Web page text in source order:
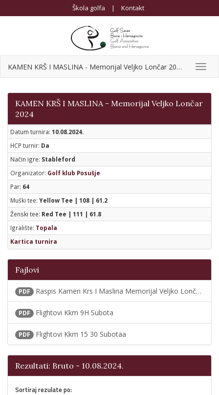
Škola golfa | Kontakt
KAMEN KRŠ I MASLINA - Memorijal Veljko Lončar 2024
KAMEN KRŠ I MASLINA - Memorijal Veljko Lončar
2024
Datum turnira: 10.08.2024.
HCP turnir: Da
Način igre: Stableford
Organizator: Golf klub Posušje
Par: 64
Muški tee: Yellow Tee | 108 | 61.2
Ženski tee: Red Tee | 111 | 61.8
Igralište: Topala
Kartica turnira
Fajlovi
PDF Raspis Kamen Krs I Maslina Memorijal Veljko Lončar 2024
PDF Flightovi Kkm 9H Subota
PDF Flightovi Kkm 15 30 Subotaa
Rezultati: Bruto - 10.08.2024.
Sortiraj rezulate po: